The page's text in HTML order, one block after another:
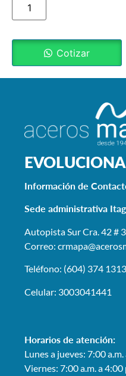
Cotizar
Información de
Sede administrativa
Autopista Sur Cra. 42 #
Correo: crmapa
Teléfono: (604) 374
Celular: 3003041441
Horarios de atención:
Lunes a jueves: 7:00
Viernes: 7:00 a.m. a 4:00